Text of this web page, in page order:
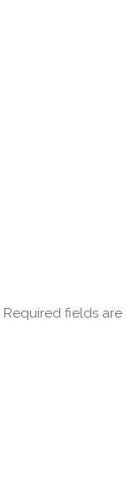
Required fields are